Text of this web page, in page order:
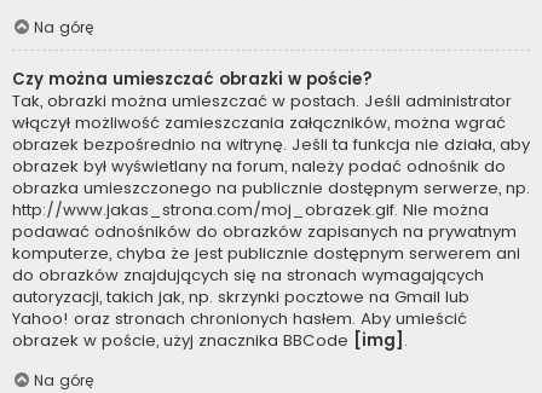
Na górę
Czy można umieszczać obrazki w poście?
Tak, obrazki można umieszczać w postach. Jeśli administrator
włączył możliwość zamieszczania załączników, można wgrać
obrazek bezpośrednio na witrynę. Jeśli ta funkcja nie działa, aby
obrazek był wyświetlany na forum, należy podać odnośnik do
obrazka umieszczonego na publicznie dostępnym serwerze, np.
http://www.jakas_strona.com/moj_obrazek.gif. Nie można
podawać odnośników do obrazków zapisanych na prywatnym
komputerze, chyba że jest publicznie dostępnym serwerem ani
do obrazków znajdujących się na stronach wymagających
autoryzacji, takich jak, np. skrzynki pocztowe na Gmail lub
Yahoo! oraz stronach chronionych hasłem. Aby umieścić
obrazek w poście, użyj znacznika BBCode [img] .
Na górę